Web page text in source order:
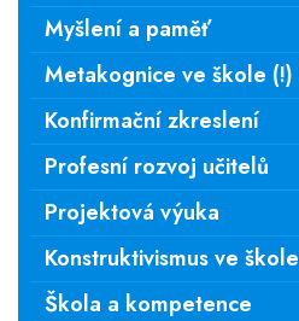
Myšlení a paměť
Metakognice ve škole (!)
Konfirmační zkreslení
Profesní rozvoj učitelů
Projektová výuka
Konstruktivismus ve škole
Škola a kompetence